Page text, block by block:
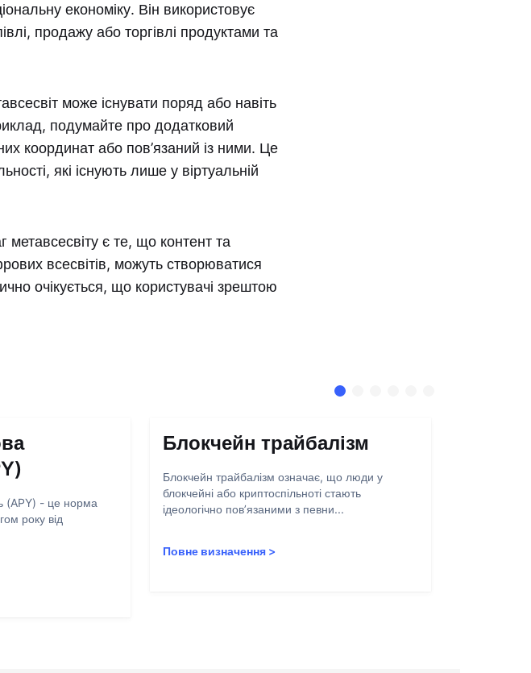
економіку. Він використовує
продажу або торгівлі продуктами та
може існувати поряд або навіть
подумайте про додатковий
координат або пов’язаний із ними. Це
які існують лише у віртуальній
метавсесвіту є те, що контент та
всесвітів, можуть створюватися
очікується, що користувачі зрештою
(APY) - це норма
року від
Блокчейн трайбалізм
Блокчейн трайбалізм означає, що люди у
блокчейні або криптоспільноті стають
ідеологічно пов’язаними з певни...
Повне визначення>